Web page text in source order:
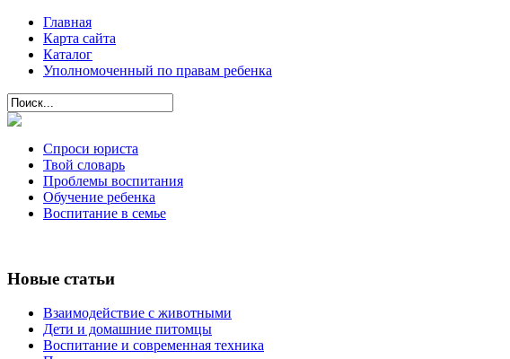
Главная
Карта сайта
Каталог
Уполномоченный по правам ребенка
Спроси юриста
Твой словарь
Проблемы воспитания
Обучение ребенка
Воспитание в семье
Новые статьи
Взаимодействие с животными
Дети и домашние питомцы
Воспитание и современная техника